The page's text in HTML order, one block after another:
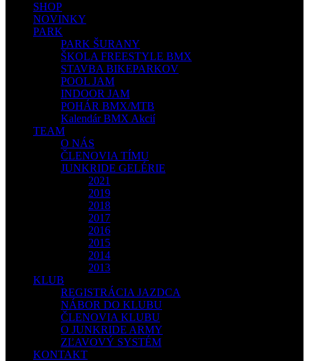
SHOP
NOVINKY
PARK
PARK ŠURANY
ŠKOLA FREESTYLE BMX
STAVBA BIKEPARKOV
POOL JAM
INDOOR JAM
POHÁR BMX/MTB
Kalendár BMX Akcií
TEAM
O NÁS
ČLENOVIA TÍMU
JUNKRIDE GELÉRIE
2021
2019
2018
2017
2016
2015
2014
2013
KLUB
REGISTRÁCIA JAZDCA
NÁBOR DO KLUBU
ČLENOVIA KLUBU
O JUNKRIDE ARMY
ZĽAVOVÝ SYSTÉM
KONTAKT